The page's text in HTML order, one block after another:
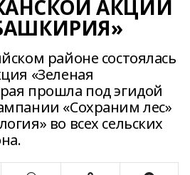
АКЦИИ
районе состоялась
«Зеленая
прошла под эгидой
«Сохраним лес»
во всех сельских